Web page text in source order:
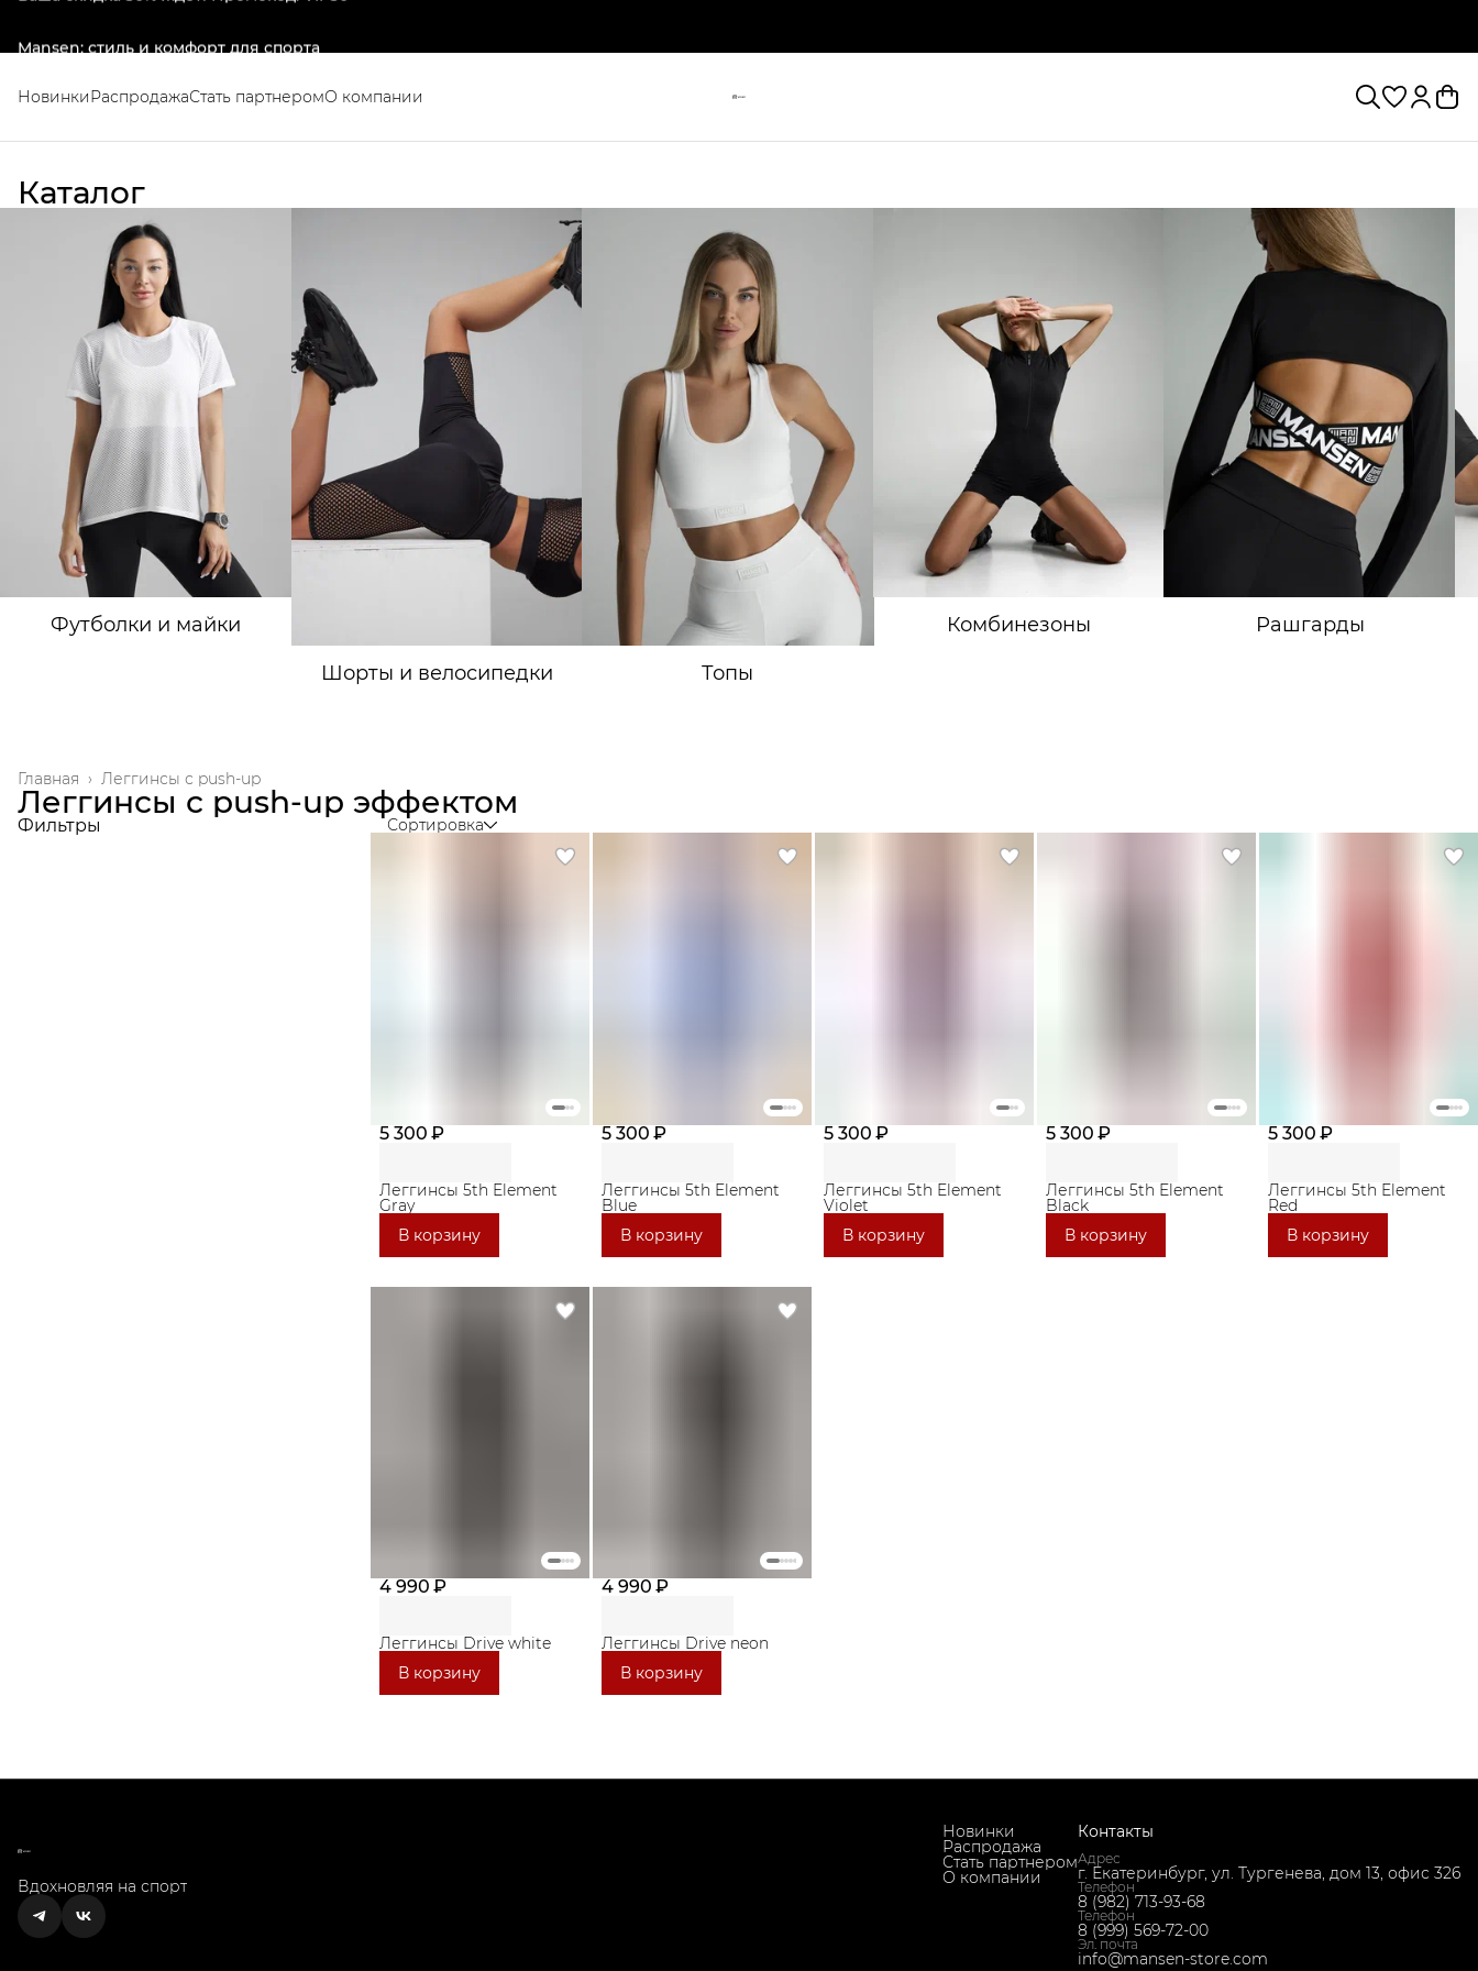
НовинкиРаспродажаСтать партнеромО компании
Каталог
Футболки и майки
Шорты и велосипедки
Топы
Комбинезоны Рашгарды
Леггинсы с push-up
Главная ›
Леггинсы с push-up эффектом
Фильтры Сортировка
5 300 ₽
Леггинсы 5th Element
Gray
В корзину
5 300 ₽
Леггинсы 5th Element
Blue
В корзину
5 300 ₽
Леггинсы 5th Element
Violet
В корзину
5 300 ₽
Леггинсы 5th Element
Black
В корзину
5 300 ₽
Леггинсы 5th Element
Red
В корзину
4 990 ₽
Леггинсы Drive white
В корзину
4 990 ₽
Леггинсы Drive neon
В корзину
Вдохновляя на спорт
Новинки
Распродажа
Стать партнером
О компании
Контакты
Адрес
г. Екатеринбург, ул. Тургенева, дом 13, офис 326
Телефон
8 (982) 713-93-68
Телефон
8 (999) 569-72-00
Эл. почта
info@mansen-store.com